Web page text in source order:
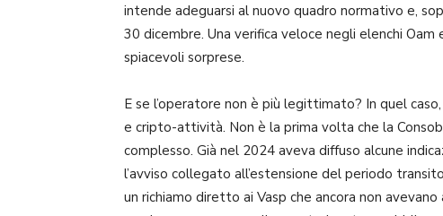
intende adeguarsi al nuovo quadro normativo e,
30 dicembre. Una verifica veloce negli elenchi
spiacevoli sorprese.
E se l’operatore non è più legittimato? In quel
e cripto-attività. Non è la prima volta che la
complesso. Già nel 2024 aveva diffuso alcune
l’avviso collegato all’estensione del periodo
un richiamo diretto ai Vasp che ancora non